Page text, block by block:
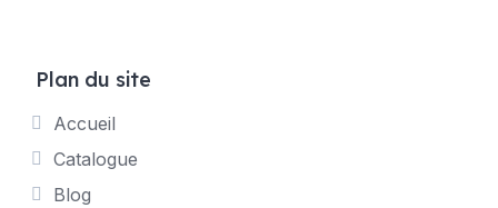
Plan du site
Accueil
Catalogue
Blog